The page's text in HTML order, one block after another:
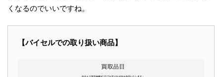
くなるのでいいですね。
【バイセルでの取り扱い商品】